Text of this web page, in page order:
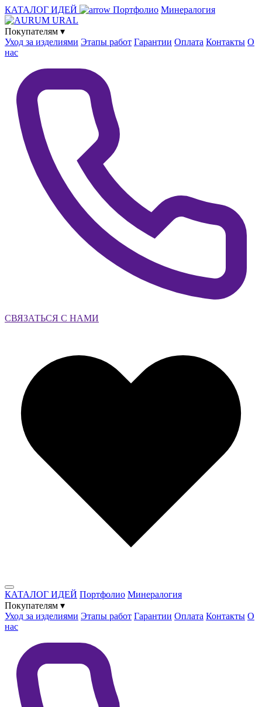
КАТАЛОГ ИДЕЙ Портфолио Минералогия
Покупателям ▾
Уход за изделиями Этапы работ Гарантии Оплата Контакты О
нас
СВЯЗАТЬСЯ С НАМИ
КАТАЛОГ ИДЕЙ Портфолио Минералогия
Покупателям ▾
Уход за изделиями Этапы работ Гарантии Оплата Контакты О
нас